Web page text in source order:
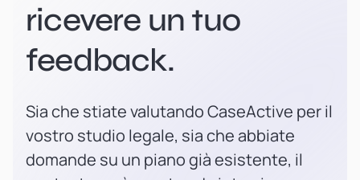
ricevere un tuo
feedback.
Sia che stiate valutando CaseActive per il
vostro studio legale, sia che abbiate
domande su un piano già esistente, il